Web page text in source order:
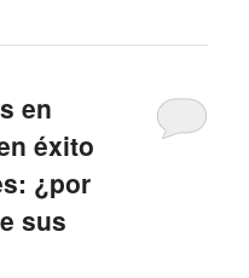
en
éxito
¿por
sus